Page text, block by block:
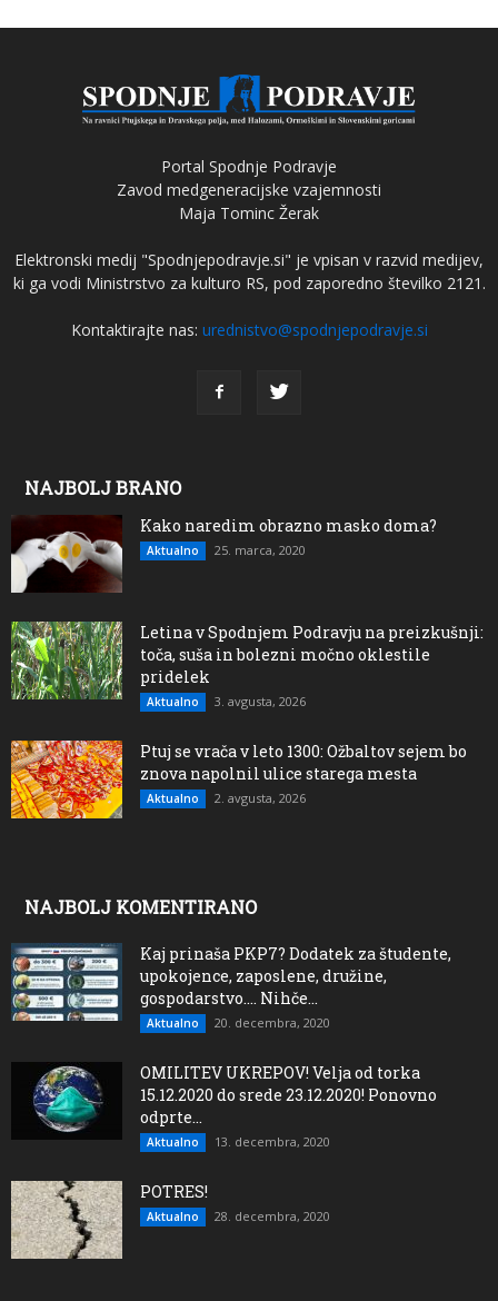
Portal Spodnje Podravje
Zavod medgeneracijske vzajemnosti
Maja Tominc Žerak
Elektronski medij "Spodnjepodravje.si" je vpisan v razvid medijev,
ki ga vodi Ministrstvo za kulturo RS, pod zaporedno številko 2121.
Kontaktirajte nas: urednistvo@spodnjepodravje.si
NAJBOLJ BRANO
Kako naredim obrazno masko doma?
Aktualno 25. marca, 2020
Letina v Spodnjem Podravju na preizkušnji:
toča, suša in bolezni močno oklestile
pridelek
Aktualno 3. avgusta, 2026
Ptuj se vrača v leto 1300: Ožbaltov sejem bo
znova napolnil ulice starega mesta
Aktualno 2. avgusta, 2026
NAJBOLJ KOMENTIRANO
Kaj prinaša PKP7? Dodatek za študente,
upokojence, zaposlene, družine,
gospodarstvo…. Nihče...
Aktualno 20. decembra, 2020
OMILITEV UKREPOV! Velja od torka
15.12.2020 do srede 23.12.2020! Ponovno
odprte...
Aktualno 13. decembra, 2020
POTRES!
Aktualno 28. decembra, 2020